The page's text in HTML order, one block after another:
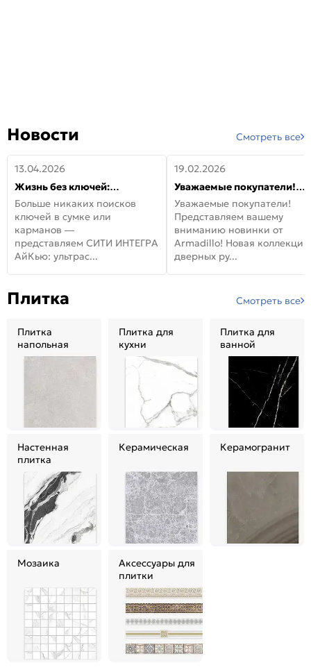
Новости Смотреть все
13.04.2026
Жизнь без ключей:
встречайте новую дверь
СИТИ ИНТЕГРА АйКью!
Больше никаких поисков
ключей в сумке или
карманов —
представляем СИТИ ИНТЕГРА
АйКью: ультрас...
19.02.2026
Уважаемые покупатели!
Представляем вашему
вниманию новинки от
Armadillo!
Уважаемые покупатели!
Представляем вашему
вниманию новинки от
Armadillo! Новая коллекция
дверных ру...
Плитка Смотреть все
Плитка
напольная
Плитка для
кухни
Плитка для
ванной
Настенная
плитка
Керамическая Керамогранит
Мозаика
Аксессуары для
плитки